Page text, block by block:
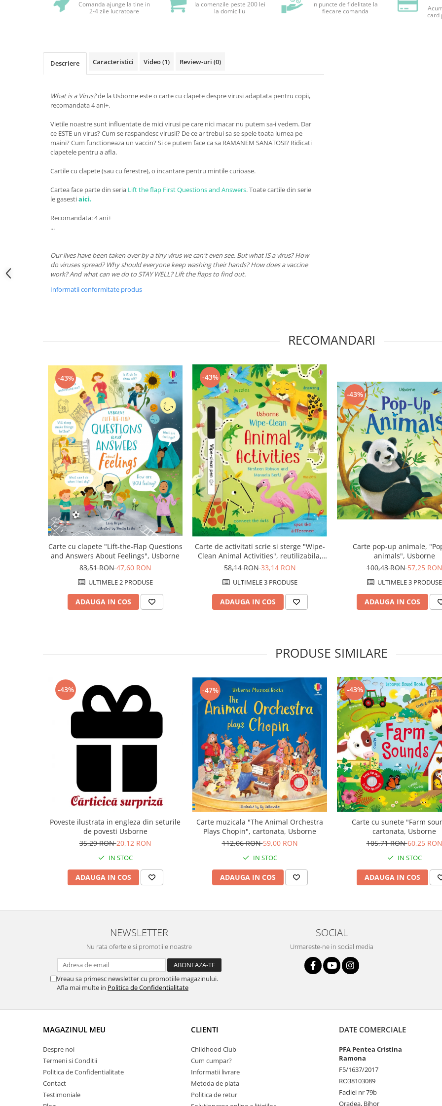
Comanda ajunge la tine in
2-4 zile lucratoare
la comenzile peste 200 lei
la domiciliu
in puncte de fidelitate la
fiecare comanda
card
Descriere Caracteristici Video(1) Review-uri (0)
What is a Virus?de la Usborne este o carte cu clapete despre virusi adaptata pentru copii,
recomandata 4 ani+.
Vietile noastre sunt influentate de mici virusi pe care nici macar nu putem sa-i vedem. Dar
ce ESTE un virus? Cum se raspandesc virusii? De ce ar trebui sa se spele toata lumea pe
maini? Cum functioneaza un vaccin? Si ce putem face ca sa RAMANEM SANATOSI? Ridicati
clapetele pentru a afla.
Cartile cu clapete (sau cu ferestre), o incantare pentru mintile curioase.
Cartea face parte din seria Lift the flap First Questions and Answers. Toate cartile din serie
le gasestiaici.
Recomandata: 4 ani+
...
Our lives have been taken over by a tiny virus we can't even see. But what IS a virus? How
do viruses spread? Why should everyone keep washing their hands? How does a vaccine
work? And what can we do to STAY WELL? Lift the flaps to find out.
Informatii conformitate produs
RECOMANDARI
-43%
Carte cu clapete "Lift-the-Flap Questions
and Answers About Feelings", Usborne
83,51 RON47,60 RON
ULTIMELE 2 PRODUSE
ADAUGA IN COS
-43%
Carte de activitati scrie si sterge "Wipe-
Clean Animal Activities", reutilizabila,
Usborne
58,14 RON33,14 RON
ULTIMELE 3 PRODUSE
ADAUGA IN COS
-43%
Carte pop-up animale,
animals", Usborne
100,43 RON57,25 RON
ULTIMELE 3 PRODUSE
ADAUGA IN COS
PRODUSE SIMILARE
-43%
Poveste ilustrata in engleza din seturile
de povesti Usborne
35,29 RON20,12 RON
IN STOC
ADAUGA IN COS
-47%
Carte muzicala "The Animal Orchestra
Plays Chopin", cartonata, Usborne
112,06 RON59,00 RON
IN STOC
ADAUGA IN COS
-43%
Carte cu sunete "Farm
cartonata, Usborne
105,71 RON60,25 RON
IN STOC
ADAUGA IN COS
NEWSLETTER
Nu rata ofertele si promotiile noastre
Vreau sa primesc newsletter cu promotiile magazinului.
Afla mai multe in Politica de Confidentialitate
SOCIAL
Urmareste-ne in social media
MAGAZINUL MEU
Despre noi
Termeni si Conditii
Politica de Confidentialitate
Contact
Testimoniale
CLIENTI
Childhood Club
Cum cumpar?
Informatii livrare
Metoda de plata
Politica de retur
DATE COMERCIALE
PFA Pentea Cristina
Ramona
F5/1637/2017
RO38103089
Facliei nr 79b
Oradea, Bihor